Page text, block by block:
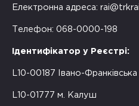
Електронна адреса:
Телефон: 068-0000-198
Ідентифікатор у Реєстрі:
L10-00187 Івано-
L10-01777 м. Калуш